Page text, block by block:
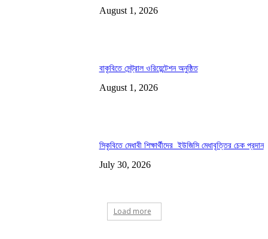
August 1, 2026
বাকৃবিতে সেন্ট্রাল ওরিয়েন্টেশন অনুষ্ঠিত
August 1, 2026
সিকৃবিতে মেধাবী শিক্ষার্থীদের ইউজিসি মেধাবৃত্তির চেক প্রদান
July 30, 2026
Load more